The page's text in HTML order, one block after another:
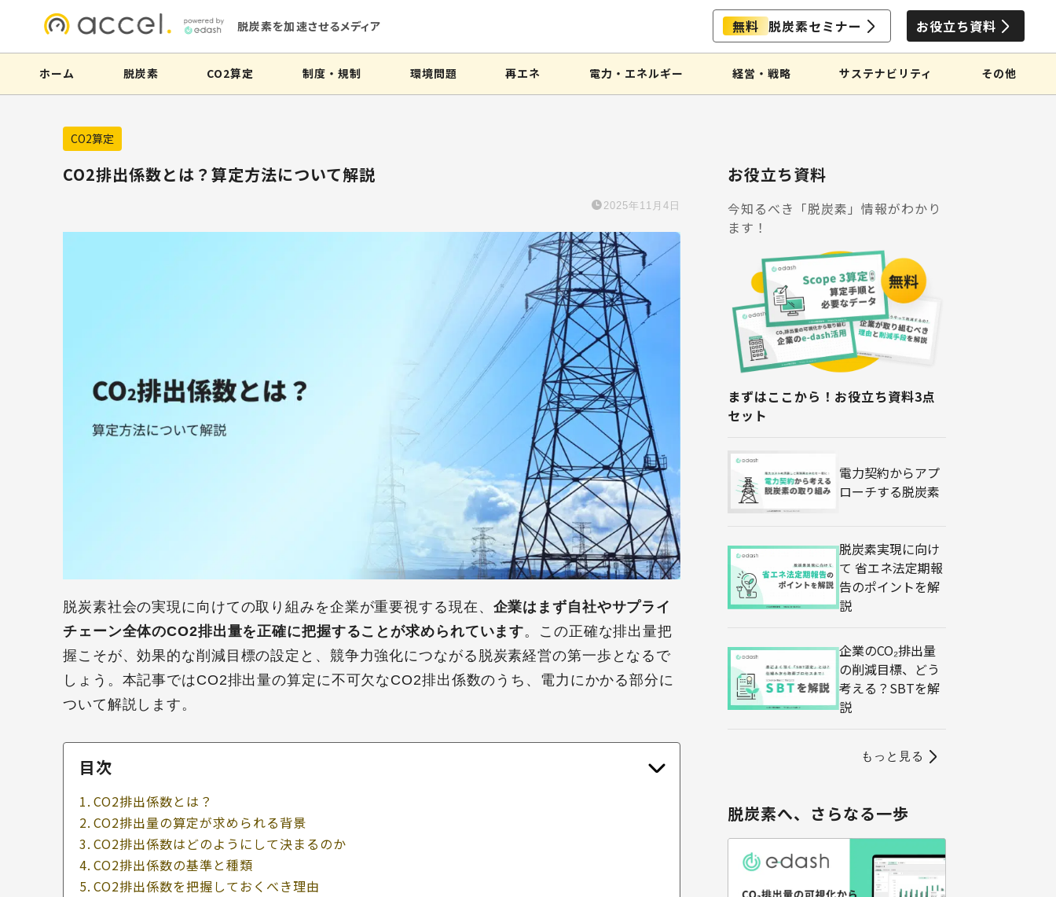
脱炭素を加速させるメディア 無料 脱炭素セミナー お役立ち資料
ホーム 脱炭素 CO2算定 制度・規制 環境問題 再エネ 電力・エネルギー 経営・戦略 サステナビリティ その他
CO2算定
CO2排出係数とは？算定方法について解説
2025年11月4日
脱炭素社会の実現に向けての取り組みを企業が重要視する現在、 企業はまず自社やサプライ
チェーン全体のCO2排出量を正確に把握することが求められています。この正確な排出量把
握こそが、効果的な削減目標の設定と、競争力強化につながる脱炭素経営の第一歩となるで
しょう。本記事ではCO2排出量の算定に不可欠なCO2排出係数のうち、電力にかかる部分に
ついて解説します。
目次
CO2排出係数とは？
CO2排出量の算定が求められる背景
CO2排出係数はどのようにして決まるのか
CO2排出係数の基準と種類
CO2排出係数を把握しておくべき理由
お役立ち資料
今知るべき「脱炭素」情報がわかり
ます！
まずはここから！お役立ち資料3点
セット
電力契約からアプ
ローチする脱炭素
脱炭素実現に向け
て 省エネ法定期報
告のポイントを解
説
企業のCO₂排出量
の削減目標、どう
考える？SBTを解
説
もっと見る
脱炭素へ、さらなる一歩